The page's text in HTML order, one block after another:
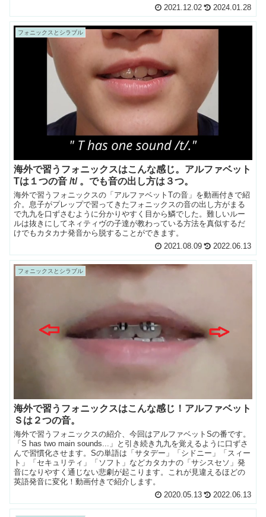
2021.12.02 2024.01.28
フォニックスとシラブル
海外で習うフォニックスはこんな感じ。アルファベット
Tは１つの音 /t/ 。でも音の出し方は３つ。
海外で習うフォニックスの「アルファベットTの音」を動画付きで紹
介。息子がプレップで習ってきたフォニックスの音の出し方がまる
で九九を口ずさむように分かりやすく目から鱗でした。難しいルー
ルは抜きにしてネィティヴの子達が教わっている方法を真似するだ
けでもカタカナ発音から脱することができます。
2021.08.09 2022.06.13
フォニックスとシラブル
海外で習うフォニックスはこんな感じ！アルファベット
Ｓは２つの音。
海外で習うフォニックスの紹介、今回はアルファベットSの番です。
「S has two main sounds...」と引き続き九九を覚えるように口ずさ
んで習慣化させます。Sの単語は「サタデー」「シドニー」「スィー
ト」「セキュリティ」「ソフト」などカタカナの「サシスセソ」発
音になりやすく通じない悲劇が起こります。これが見違えるほどの
英語発音に変化！動画付きで紹介します。
2020.05.13 2022.06.13